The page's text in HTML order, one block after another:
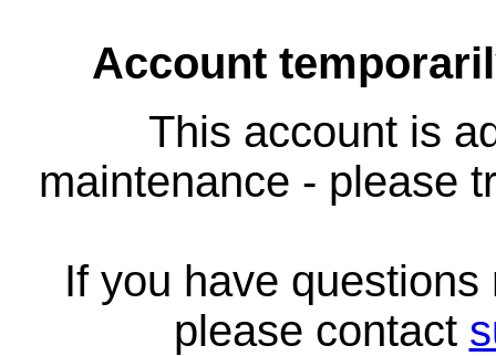
Account
This account is
maintenance - please
If you have
please contact